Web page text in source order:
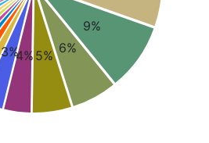
9%
6%
5%
4%
3%